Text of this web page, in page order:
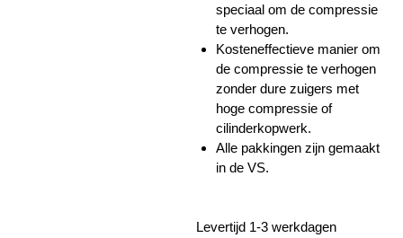
speciaal om de compressie
te verhogen.
Kosteneffectieve manier om
de compressie te verhogen
zonder dure zuigers met
hoge compressie of
cilinderkopwerk.
Alle pakkingen zijn gemaakt
in de VS.
Levertijd 1-3 werkdagen